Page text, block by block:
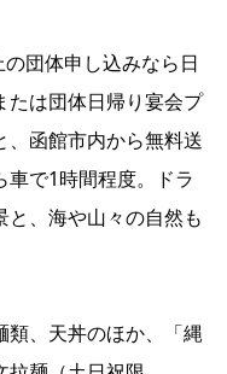
団体申し込みなら日
たは団体日帰り宴会プ
、函館市内から無料送
で1時間程度。ドラ
、海や山々の自然も
類、天丼のほか、「縄